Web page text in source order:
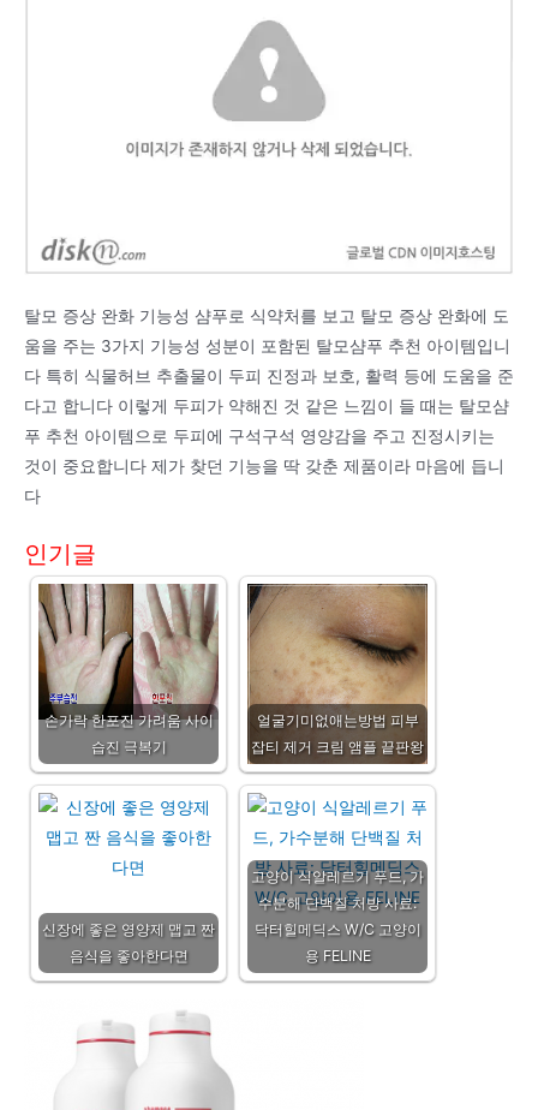
탈모 증상 완화 기능성 샴푸로 식약처를 보고 탈모 증상 완화에 도
움을 주는 3가지 기능성 성분이 포함된 탈모샴푸 추천 아이템입니
다 특히 식물허브 추출물이 두피 진정과 보호, 활력 등에 도움을 준
다고 합니다 이렇게 두피가 약해진 것 같은 느낌이 들 때는 탈모샴
푸 추천 아이템으로 두피에 구석구석 영양감을 주고 진정시키는
것이 중요합니다 제가 찾던 기능을 딱 갖춘 제품이라 마음에 듭니
다
인기글
손가락 한포진 가려움 사이
습진 극복기
얼굴기미없애는방법 피부
잡티 제거 크림 앰플 끝판왕
신장에 좋은 영양제 맵고 짠
음식을 좋아한다면
고양이 식알레르기 푸드, 가
수분해 단백질 처방 사료:
닥터힐메딕스 W/C 고양이
용 FELINE